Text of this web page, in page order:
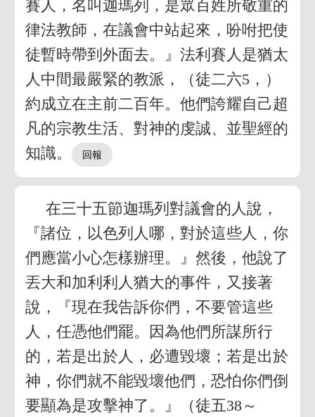
賽人，名叫迦瑪列，是眾百姓所敬重的
律法教師，在議會中站起來，吩咐把使
徒暫時帶到外面去。』法利賽人是猶太
人中間最嚴緊的教派，（徒二六5，）
約成立在主前二百年。他們誇耀自己超
凡的宗教生活、對神的虔誠、並聖經的
知識。
在三十五節迦瑪列對議會的人說，
『諸位，以色列人哪，對於這些人，你
們應當小心怎樣辦理。』然後，他說了
丟大和加利利人猶大的事件，又接著
說，『現在我告訴你們，不要管這些
人，任憑他們罷。因為他們所謀所行
的，若是出於人，必遭毀壞；若是出於
神，你們就不能毀壞他們，恐怕你們倒
要顯為是攻擊神了。』（徒五38～